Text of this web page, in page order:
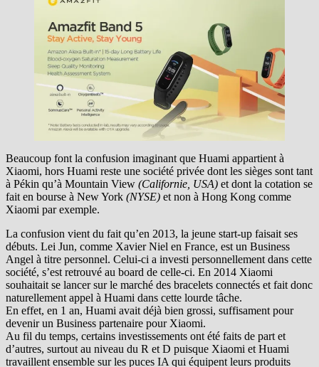
Beaucoup font la confusion imaginant que Huami appartient à
Xiaomi, hors Huami reste une société privée dont les sièges sont tant
à Pékin qu’à Mountain View (Californie, USA) et dont la cotation se
fait en bourse à New York (NYSE) et non à Hong Kong comme
Xiaomi par exemple.
La confusion vient du fait qu’en 2013, la jeune start-up faisait ses
débuts. Lei Jun, comme Xavier Niel en France, est un Business
Angel à titre personnel. Celui-ci a investi personnellement dans cette
société, s’est retrouvé au board de celle-ci. En 2014 Xiaomi
souhaitait se lancer sur le marché des bracelets connectés et fait donc
naturellement appel à Huami dans cette lourde tâche.
En effet, en 1 an, Huami avait déjà bien grossi, suffisament pour
devenir un Business partenaire pour Xiaomi.
Au fil du temps, certains investissements ont été faits de part et
d’autres, surtout au niveau du R et D puisque Xiaomi et Huami
travaillent ensemble sur les puces IA qui équipent leurs produits